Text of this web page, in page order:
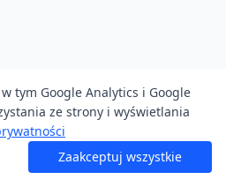
tym Google Analytics i Google
ze strony i wyświetlania
Zaakceptuj wszystkie